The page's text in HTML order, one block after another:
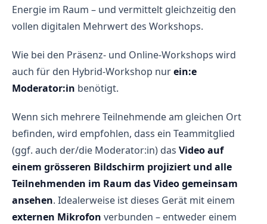
Energie im Raum – und vermittelt gleichzeitig den
vollen digitalen Mehrwert des Workshops.
Wie bei den Präsenz- und Online-Workshops wird
auch für den Hybrid-Workshop nurein:e
Moderator:in benötigt.
Wenn sich mehrere Teilnehmende am gleichen Ort
befinden, wird empfohlen, dass ein Teammitglied
(ggf. auch der/die Moderator:in) das Video auf
einem grösseren Bildschirm projiziert und alle
Teilnehmenden im Raum das Video gemeinsam
ansehen. Idealerweise ist dieses Gerät mit einem
externen Mikrofon verbunden – entweder einem